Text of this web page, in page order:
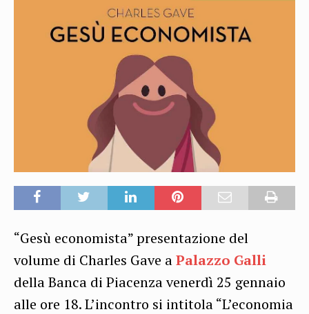
“Gesù economista” presentazione del
volume di Charles Gave aPalazzo Galli
della Banca di Piacenza venerdì 25 gennaio
alle ore 18. L’incontro si intitola “L’economia